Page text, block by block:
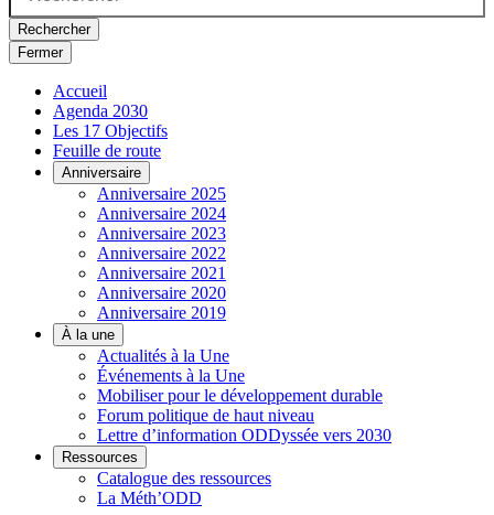
Rechercher
Fermer
Accueil
Agenda 2030
Les 17 Objectifs
Feuille de route
Anniversaire
Anniversaire 2025
Anniversaire 2024
Anniversaire 2023
Anniversaire 2022
Anniversaire 2021
Anniversaire 2020
Anniversaire 2019
À la une
Actualités à la Une
Événements à la Une
Mobiliser pour le développement durable
Forum politique de haut niveau
Lettre d’information ODDyssée vers 2030
Ressources
Catalogue des ressources
La Méth’ODD